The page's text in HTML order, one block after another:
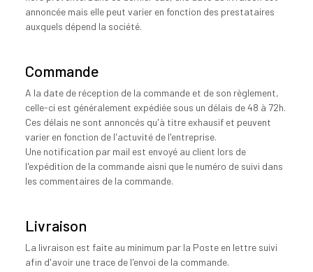
annoncée mais elle peut varier en fonction des prestataires
auxquels dépend la société.
Commande
A la date de réception de la commande et de son règlement,
celle-ci est généralement expédiée sous un délais de 48 à 72h.
Ces délais ne sont annoncés qu'à titre exhausif et peuvent
varier en fonction de l'actuvité de l'entreprise.
Une notification par mail est envoyé au client lors de
l'expédition de la commande aisni que le numéro de suivi dans
les commentaires de la commande.
Livraison
La livraison est faite au minimum par la Poste en lettre suivi
afin d'avoir une trace de l'envoi de la commande.